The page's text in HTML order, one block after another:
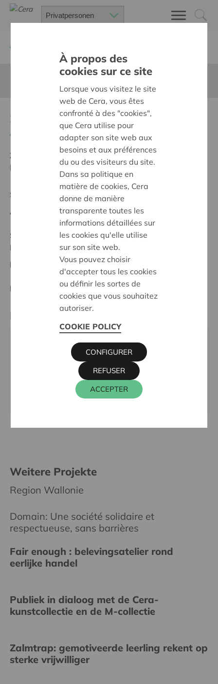
Supervisions des équipes
Ziel:
Une société solidaire et respectueuse, sans
barrières
Supraregionales Projekt
Anfangsdatum:01/10/2025
Stand :
In treatment
Réunion des bureaux
Datum:
01/10/2025
Entscheidung:Approved
Partner
PARENTS DÉSENFANTÉS, RUE DU CULOT 15 B, 1341
OTTIGNIES-LOUVAIN-LA-NEUVE
010 24 59 24
parents.desenfantes.be@gmail.com
www.parentsdesenfantes.org
Weitere Projekte
Region Wallonie
Domain: Une société solidaire et
respectueuse, sans barrières
Fair enough : belevingsatelier rond
eerlijke handel
Publiek in dialoog met de Cera-
kunstcollectie en de M-collectie
Zalmtrap: gemotiveerde leerling rekent op
sterke vrijwilliger
À propos des
cookies sur ce site
Lorsque vous visitez le site
web de Cera, vous êtes
confronté à des "cookies",
que Cera utilise pour
adapter son site web aux
besoins et aux préférences
du ou des visiteurs du site.
Dans sa politique en
matière de cookies, Cera
donne de manière
transparente toutes les
informations détaillées sur
les cookies qu'elle utilise
sur son site web.
Vous pouvez choisir
d'accepter tous les cookies
ou définir les sortes de
cookies que vous souhaitez
autoriser.
COOKIE POLICY
ACCEPTER
REFUSER
CONFIGURER